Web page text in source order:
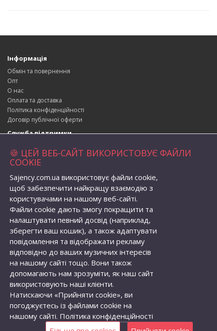
Інформація
Обмін та повернення
Опт
О нас
Оплата та доставка
Політика конфіденційності
Договір публічної оферти
Служба підтримки
Повернення товару
Карта сайту
Адреса магазина
вул. Набережна 1, село Бабичівка,
Глобинська територіальна громада, Кременчуцький район,
Полтавська область, Україна, індекс: 39073
Телефон:+38 (096) 056-82-62
Email:semenovolodymyr@gmail.com
Особистий кабінет
Особистий кабінет
Історія замовлень
Закладки
Розсилка новин
Саджанці Плодових Дерев Україна © 2026. Розробка та просування
🍪 ЦЕЙ ВЕБ-САЙТ ВИКОРИСТОВУЄ ФАЙЛИ
COOKIE
Sajency.com.ua використовує файли cookie,
щоб забезпечити найкращу взаємодію з
користувачами на нашому веб-сайті.
Файли cookie дають змогу покращити та
налаштувати певний досвід (наприклад,
зберегти ваш кошик), а також адаптувати
повідомлення та відображати рекламу
відповідно до ваших музичних інтересів
на нашому сайті тощо. Вони також
допомагають нам зрозуміти, як наш сайт
використовують наші клієнти.
Натискаючи «Прийняти cookie», ви
погоджуєтесь із файлами cookie на
нашому сайті. Політика конфіденційності